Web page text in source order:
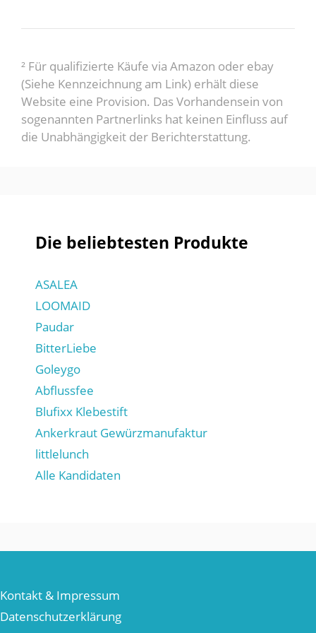
² Für qualifizierte Käufe via Amazon oder ebay
(Siehe Kennzeichnung am Link) erhält diese
Website eine Provision. Das Vorhandensein von
sogenannten Partnerlinks hat keinen Einfluss auf
die Unabhängigkeit der Berichterstattung.
Die beliebtesten Produkte
ASALEA
LOOMAID
Paudar
BitterLiebe
Goleygo
Abflussfee
Blufixx Klebestift
Ankerkraut Gewürzmanufaktur
littlelunch
Alle Kandidaten
Kontakt & Impressum
Datenschutzerklärung